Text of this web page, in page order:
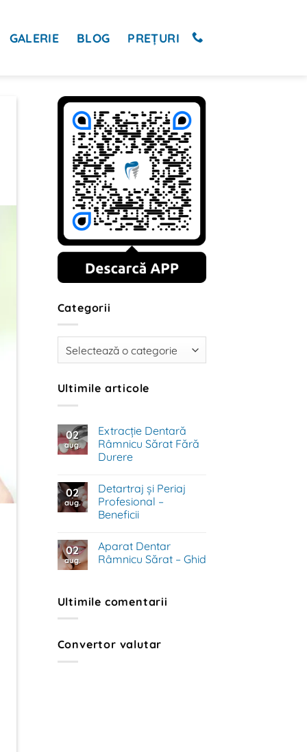
GALERIE BLOG PREȚURI
Categorii
Categorii
Ultimile articole
02
aug.
Extracție Dentară
Râmnicu Sărat Fără
Durere
la
Extracție
Dentară
Râmnicu
Durere
02
aug.
Detartraj și Periaj
Profesional –
Beneficii
la
Detartraj
și
Beneficii
02
aug.
Aparat Dentar
Râmnicu Sărat – Ghid
Aparat
Dentar
Ghid
Ultimile comentarii
Convertor valutar